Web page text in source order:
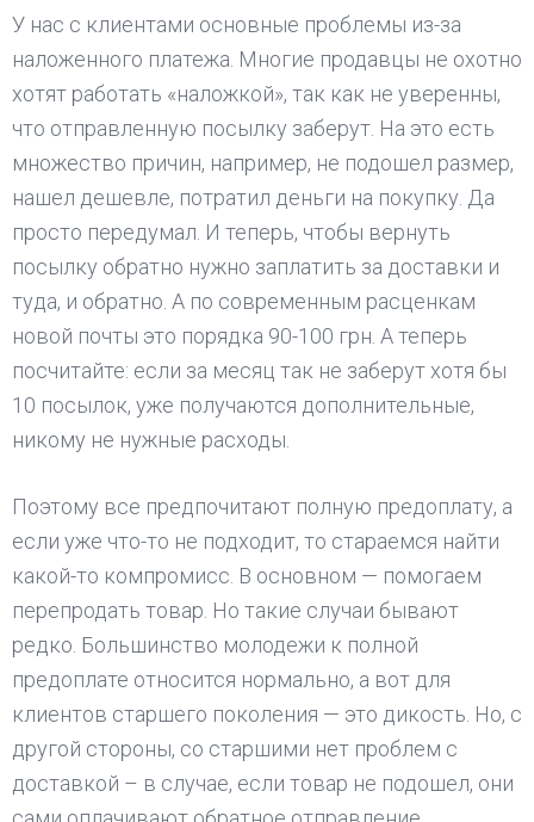
У нас с клиентами основные проблемы из-за
наложенного платежа. Многие продавцы не охотно
хотят работать «наложкой», так как не уверенны,
что отправленную посылку заберут. На это есть
множество причин, например, не подошел размер,
нашел дешевле, потратил деньги на покупку. Да
просто передумал. И теперь, чтобы вернуть
посылку обратно нужно заплатить за доставки и
туда, и обратно. А по современным расценкам
новой почты это порядка 90-100 грн. А теперь
посчитайте: если за месяц так не заберут хотя бы
10 посылок, уже получаются дополнительные,
никому не нужные расходы.
Поэтому все предпочитают полную предоплату, а
если уже что-то не подходит, то стараемся найти
какой-то компромисс. В основном — помогаем
перепродать товар. Но такие случаи бывают
редко. Большинство молодежи к полной
предоплате относится нормально, а вот для
клиентов старшего поколения — это дикость. Но, с
другой стороны, со старшими нет проблем с
доставкой – в случае, если товар не подошел, они